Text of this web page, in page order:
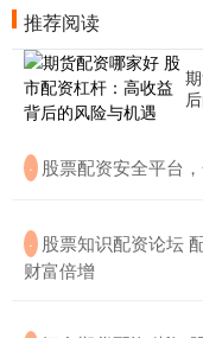
推荐阅读
· 股票配资安全平台
· 股票知识配资论坛
财富倍增